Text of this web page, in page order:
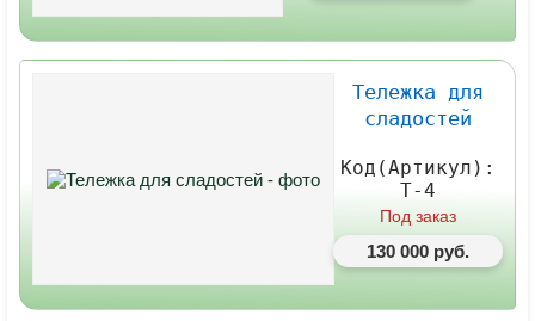
Тележка для
сладостей
Код(Артикул):
Т-4
Под заказ
130 000 руб.